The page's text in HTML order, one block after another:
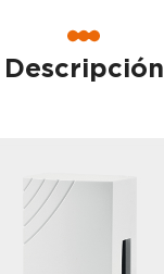
Descripción